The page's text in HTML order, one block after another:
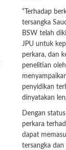
“Terhadap
tersangka
BSW telah
JPU untuk
perkara, dan
penelitian
penyidikan
dinyatakan
Dengan
perkara
dapat
tersangka